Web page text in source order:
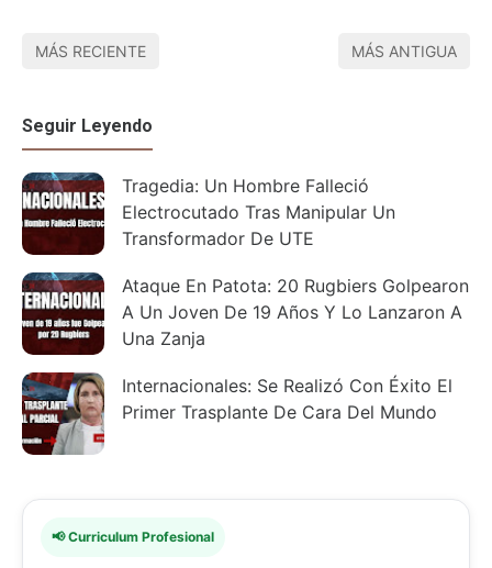
MÁS RECIENTE MÁS ANTIGUA
Seguir Leyendo
Tragedia: Un Hombre Falleció
Electrocutado Tras Manipular Un
Transformador De UTE
Ataque En Patota: 20 Rugbiers Golpearon
A Un Joven De 19 Años Y Lo Lanzaron A
Una Zanja
Internacionales: Se Realizó Con Éxito El
Primer Trasplante De Cara Del Mundo
📢 Curriculum Profesional